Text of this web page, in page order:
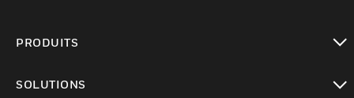
PRODUITS
SOLUTIONS